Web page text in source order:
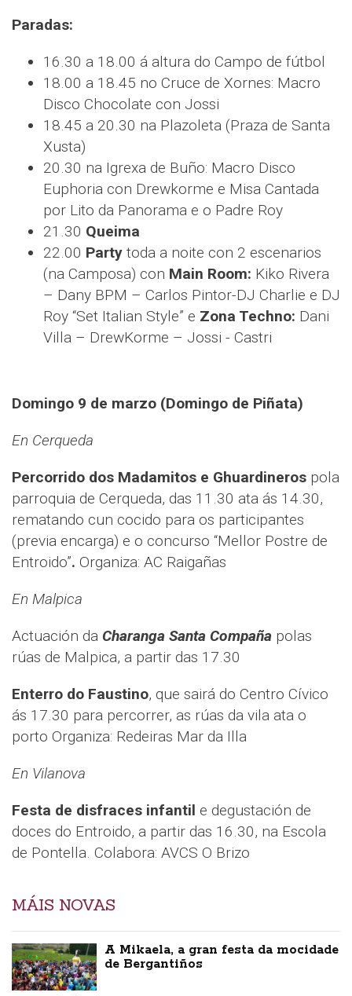
Paradas:
16.30 a 18.00 á altura do Campo de fútbol
18.00 a 18.45 no Cruce de Xornes: Macro
Disco Chocolate con Jossi
18.45 a 20.30 na Plazoleta (Praza de Santa
Xusta)
20.30 na Igrexa de Buño: Macro Disco
Euphoria con Drewkorme e Misa Cantada
por Lito da Panorama e o Padre Roy
21.30 Queima
22.00 Party toda a noite con 2 escenarios
(na Camposa) con Main Room: Kiko Rivera
– Dany BPM – Carlos Pintor-DJ Charlie e DJ
Roy “Set Italian Style” e Zona Techno: Dani
Villa – DrewKorme – Jossi - Castri
Domingo 9 de marzo (Domingo de Piñata)
En Cerqueda
Percorrido dos Madamitos e Ghuardineros pola
parroquia de Cerqueda, das 11.30 ata ás 14.30,
rematando cun cocido para os participantes
(previa encarga) e o concurso “Mellor Postre de
Entroido”. Organiza: AC Raigañas
En Malpica
Actuación da Charanga Santa Compaña polas
rúas de Malpica, a partir das 17.30
Enterro do Faustino, que sairá do Centro Cívico
ás 17.30 para percorrer, as rúas da vila ata o
porto Organiza: Redeiras Mar da Illa
En Vilanova
Festa de disfraces infantil e degustación de
doces do Entroido, a partir das 16.30, na Escola
de Pontella. Colabora: AVCS O Brizo
MÁIS NOVAS
A Mikaela, a gran festa da mocidade
de Bergantiños